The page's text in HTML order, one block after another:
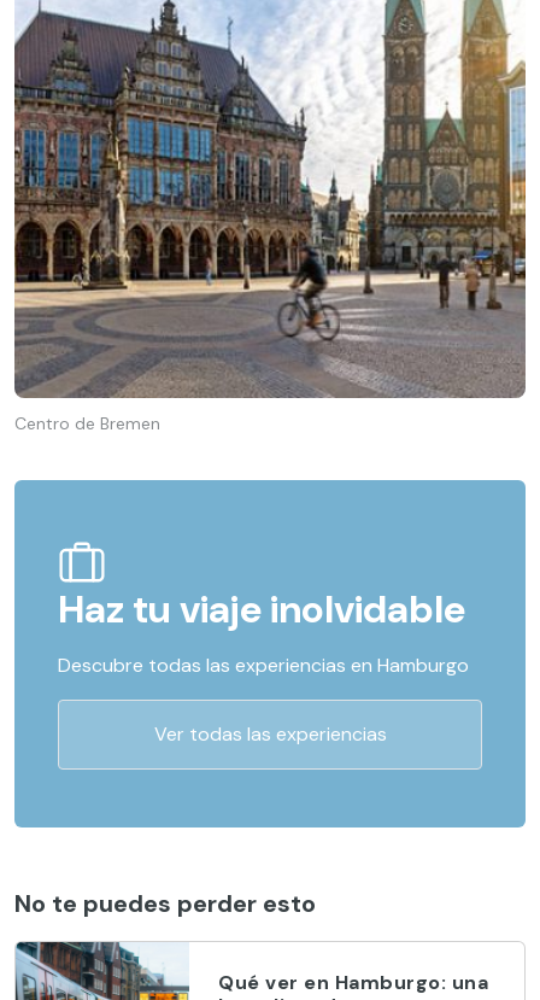
Centro de Bremen
Haz tu viaje inolvidable
Descubre todas las experiencias en Hamburgo
Ver todas las experiencias
No te puedes perder esto
Qué ver en Hamburgo: una